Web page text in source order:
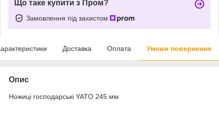
Що таке купити з Пром?
Замовлення під захистом
Доставка Оплата Умови повернення
Опис
Ножиці господарські YATO 245 мм